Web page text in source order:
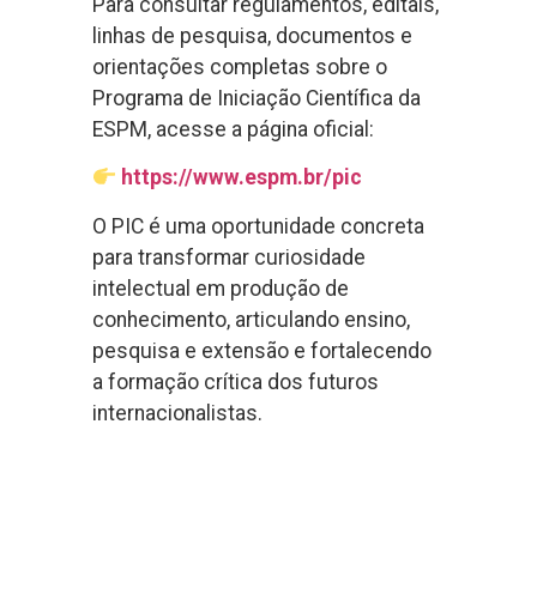
linhas de pesquisa, documentos e
orientações completas sobre o
Programa de Iniciação Científica da
ESPM, acesse a página oficial:
https://www.espm.br/pic
O PIC é uma oportunidade concreta
para transformar curiosidade
intelectual em produção de
conhecimento, articulando ensino,
pesquisa e extensão e fortalecendo
a formação crítica dos futuros
internacionalistas.